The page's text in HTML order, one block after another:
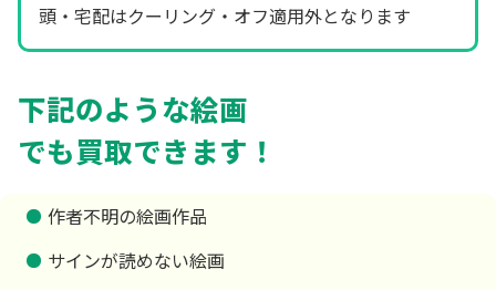
頭・宅配はクーリング・オフ適用外となります
下記のような絵画
でも買取できます！
作者不明の絵画作品
サインが読めない絵画